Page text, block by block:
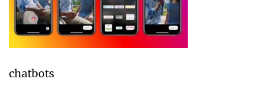
chatbots